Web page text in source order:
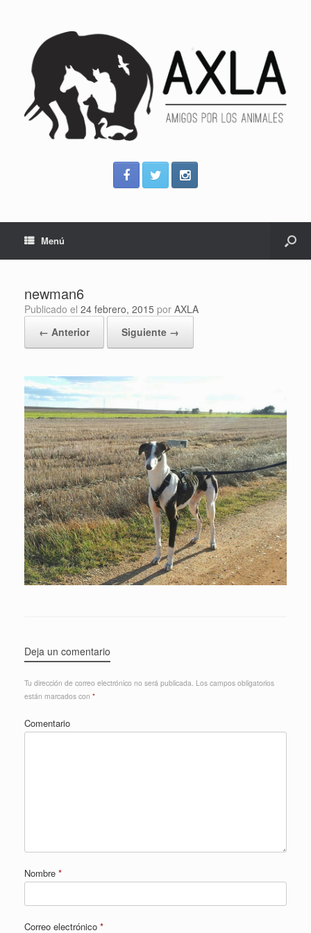
Menú
newman6
Publicado el 24 febrero, 2015 por AXLA
← Anterior
Siguiente →
Deja un comentario
Tu dirección de correo electrónico no será publicada. Los campos obligatorios
están marcados con *
Comentario
Nombre *
Correo electrónico *